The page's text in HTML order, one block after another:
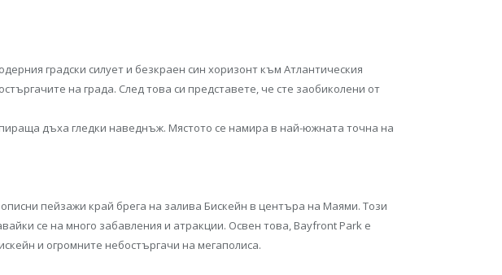
градски силует и безкраен син хоризонт към Атлантическия
на града. След това си представете, че сте заобиколени от
дъха гледки наведнъж. Мястото се намира в най-южната точна на
пейзажи край брега на залива Бискейн в центъра на Маями. Този
се на много забавления и атракции. Освен това, Bayfront Park е
и огромните небостъргачи на мегаполиса.